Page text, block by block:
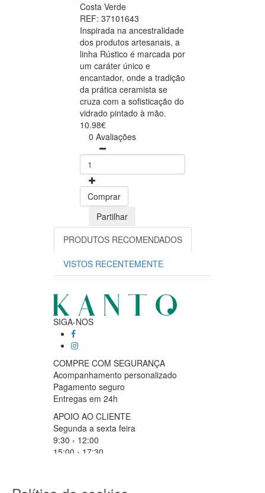
Costa Verde
REF: 37101643
Inspirada na ancestralidade
dos produtos artesanais, a
linha Rústico é marcada por
um caráter único e
encantador, onde a tradição
da prática ceramista se
cruza com a sofisticação do
vidrado pintado à mão.
10.98€
0 Avaliações
Comprar
Partilhar
PRODUTOS RECOMENDADOS
VISTOS RECENTEMENTE
SIGA-NOS
COMPRE COM SEGURANÇA
Acompanhamento personalizado
Pagamento seguro
Entregas em 24h
APOIO AO CLIENTE
Segunda a sexta feira
9:30 › 12:00
15:00 › 17:30